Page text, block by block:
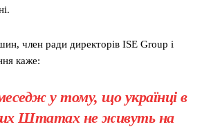
член ради директорів ISE Group і
каже:
у тому, що українці в
Штатах не живуть на